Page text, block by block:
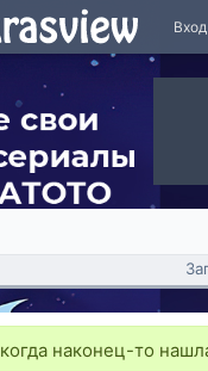
Вход
когда наконец-то